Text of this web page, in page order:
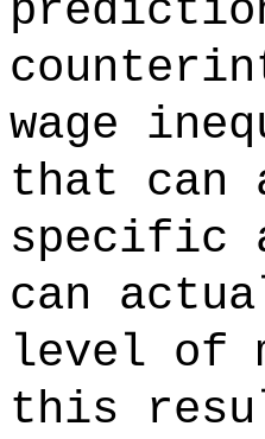
wage
that can
specific
can
level of
this